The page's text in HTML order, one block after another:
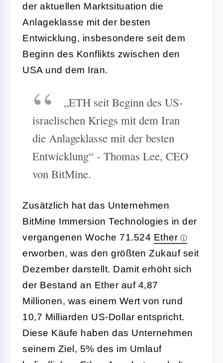
der aktuellen Marktsituation die
Anlageklasse mit der besten
Entwicklung, insbesondere seit dem
Beginn des Konflikts zwischen den
USA und dem Iran.
„ETH seit Beginn des US-
israelischen Kriegs mit dem Iran
die Anlageklasse mit der besten
Entwicklung“ - Thomas Lee, CEO
von BitMine.
Zusätzlich hat das Unternehmen
BitMine Immersion Technologies in der
vergangenen Woche 71.524 Ether
erworben, was den größten Zukauf seit
Dezember darstellt. Damit erhöht sich
der Bestand an Ether auf 4,87
Millionen, was einem Wert von rund
10,7 Milliarden US-Dollar entspricht.
Diese Käufe haben das Unternehmen
seinem Ziel, 5% des im Umlauf